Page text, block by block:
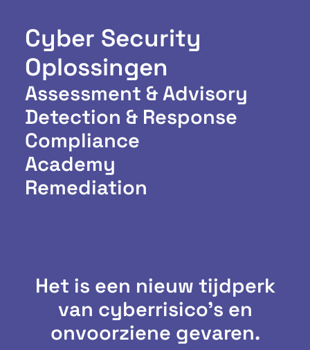
Cyber Security
Oplossingen
Assessment & Advisory
Detection & Response
Compliance
Academy
Remediation
Het is een nieuw tijdperk
van cyberrisico's en
onvoorziene gevaren.